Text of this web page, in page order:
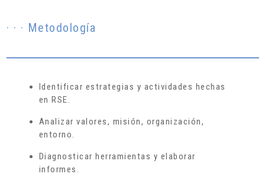
· · · Metodología
Identificar estrategias y actividades hechas
en RSE.
Analizar valores, misión, organización,
entorno.
Diagnosticar herramientas y elaborar
informes.